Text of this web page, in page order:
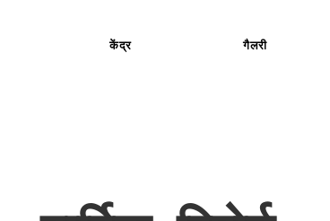
केंद्र गैलरी